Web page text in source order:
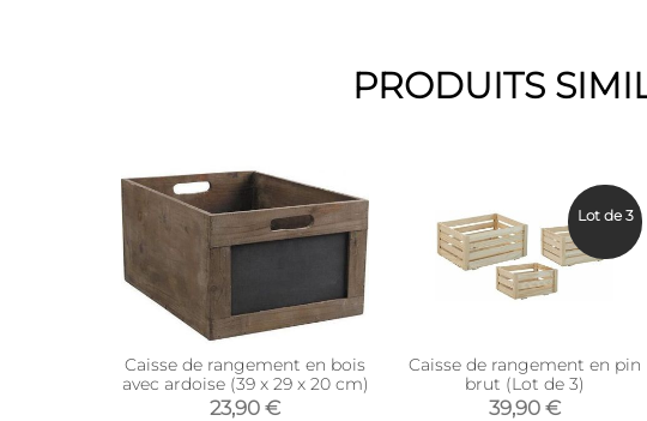
PRODUITS
Caisse de rangement en bois
avec ardoise (39 x 29 x 20 cm)
23,90 €
Caisse de rangement en pin
brut (Lot de 3)
39,90 €
Lot de 3